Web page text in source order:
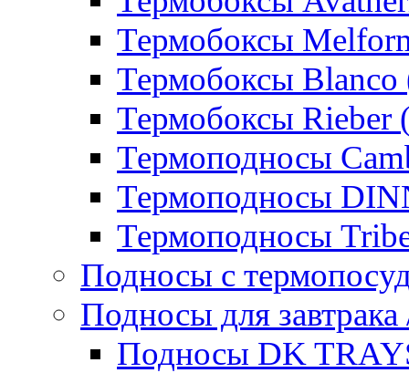
Термобоксы
Термобоксы Blanco
Термобоксы Rieber
Термоподносы
Термоподносы
Термоподносы
Подносы с
Подносы для завтрака
Подносы DK